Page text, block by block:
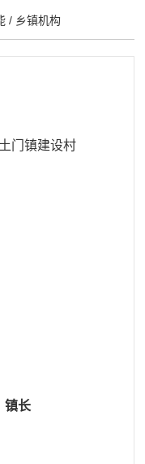
/ 乡镇机构
门镇建设村
镇长